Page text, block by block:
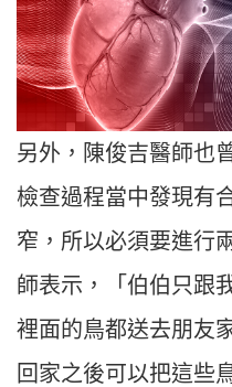
另外，陳俊吉醫師也
檢查過程當中發現有
窄，所以必須要進行
師表示，「伯伯只跟
裡面的鳥都送去朋友
回家之後可以把這些